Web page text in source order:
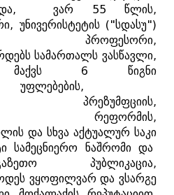
, ვარ 55 წლის,
, უნივერისტეტის ("სდასუ")
პროფესორი,
სამართალს ვასწავლი,
მაქვს 6წიგნი
უფლებების,
პრეზუმფციის,
რეფორმის,
და სხვა აქტუალურ საკი
სამეცნიერო ნაშრომი და
პუბლიკაცია,
ვყოფილვარ და ვსარგე